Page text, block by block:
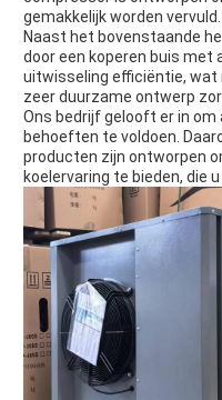
gemakkelijk worden vervuld.
Naast het bovenstaande
door een koperen buis
uitwisseling efficiëntie, wat
zeer duurzame ontwerp
Ons bedrijf gelooft er in om
behoeften te voldoen.
producten zijn ontworpen
koelervaring te bieden, die